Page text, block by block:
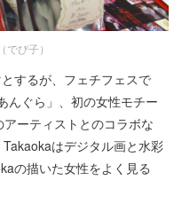
び子）
するが、フェチフェスで
んぐら」、初の女性モチー
ーティストとのコラボな
はデジタル画と水彩
の描いた女性をよく見る